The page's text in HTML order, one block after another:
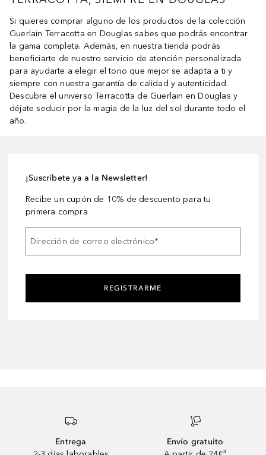
Si quieres comprar alguno de los productos de la colección
Guerlain Terracotta en Douglas sabes que podrás encontrar
la gama completa. Además, en nuestra tienda podrás
beneficiarte de nuestro servicio de atención personalizada
para ayudarte a elegir el tono que mejor se adapta a ti y
siempre con nuestra garantía de calidad y autenticidad.
Descubre el universo Terracotta de Guerlain en Douglas y
déjate seducir por la magia de la luz del sol durante todo el
año.
¡Suscríbete ya a la Newsletter!
Recibe un cupón de 10% de descuento para tu
primera compra
Dirección de correo electrónico*
REGISTRARME
Entrega
Envío gratuito